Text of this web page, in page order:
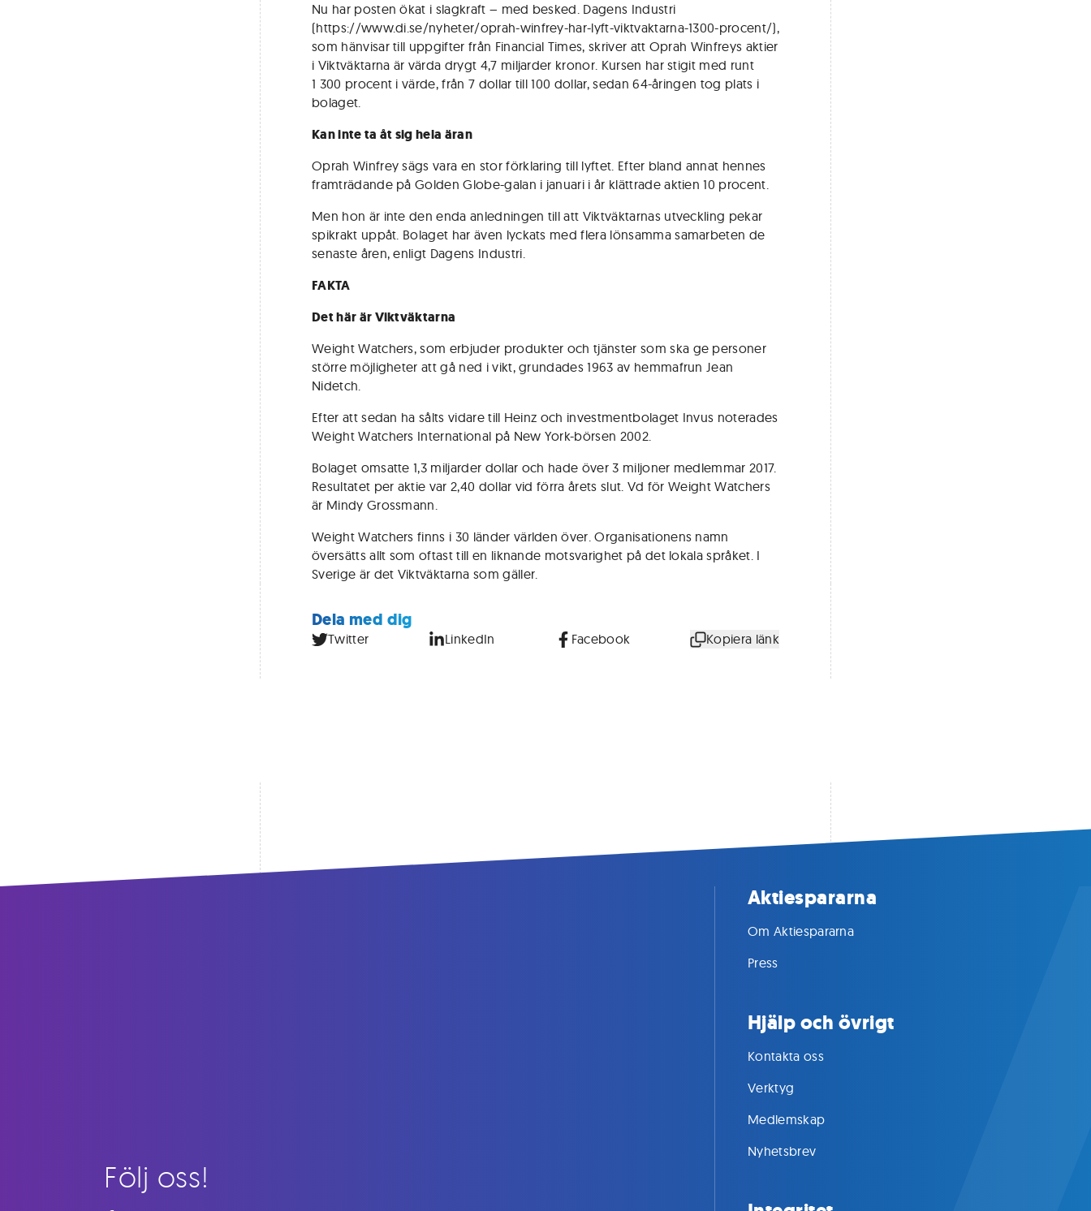
Nu har posten ökat i slagkraft – med besked. Dagens Industri
(https://www.di.se/nyheter/oprah-winfrey-har-lyft-viktvaktarna-1300-procent/),
som hänvisar till uppgifter från Financial Times, skriver att Oprah Winfreys aktier
i Viktväktarna är värda drygt 4,7 miljarder kronor. Kursen har stigit med runt
1 300 procent i värde, från 7 dollar till 100 dollar, sedan 64-åringen tog plats i
bolaget.
Kan inte ta åt sig hela äran
Oprah Winfrey sägs vara en stor förklaring till lyftet. Efter bland annat hennes
framträdande på Golden Globe-galan i januari i år klättrade aktien 10 procent.
Men hon är inte den enda anledningen till att Viktväktarnas utveckling pekar
spikrakt uppåt. Bolaget har även lyckats med flera lönsamma samarbeten de
senaste åren, enligt Dagens Industri.
FAKTA
Det här är Viktväktarna
Weight Watchers, som erbjuder produkter och tjänster som ska ge personer
större möjligheter att gå ned i vikt, grundades 1963 av hemmafrun Jean
Nidetch.
Efter att sedan ha sålts vidare till Heinz och investmentbolaget Invus noterades
Weight Watchers International på New York-börsen 2002.
Bolaget omsatte 1,3 miljarder dollar och hade över 3 miljoner medlemmar 2017.
Resultatet per aktie var 2,40 dollar vid förra årets slut. Vd för Weight Watchers
är Mindy Grossmann.
Weight Watchers finns i 30 länder världen över. Organisationens namn
översätts allt som oftast till en liknande motsvarighet på det lokala språket. I
Sverige är det Viktväktarna som gäller.
Dela med dig
Twitter LinkedIn Facebook Kopiera länk
Följ oss!
Aktiespararna
Om Aktiespararna
Press
Hjälp och övrigt
Kontakta oss
Verktyg
Medlemskap
Nyhetsbrev